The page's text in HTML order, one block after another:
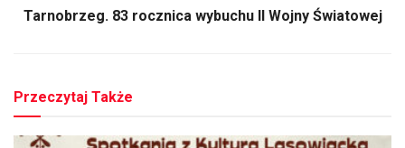
Tarnobrzeg. 83 rocznica wybuchu II Wojny Światowej
Przeczytaj Także